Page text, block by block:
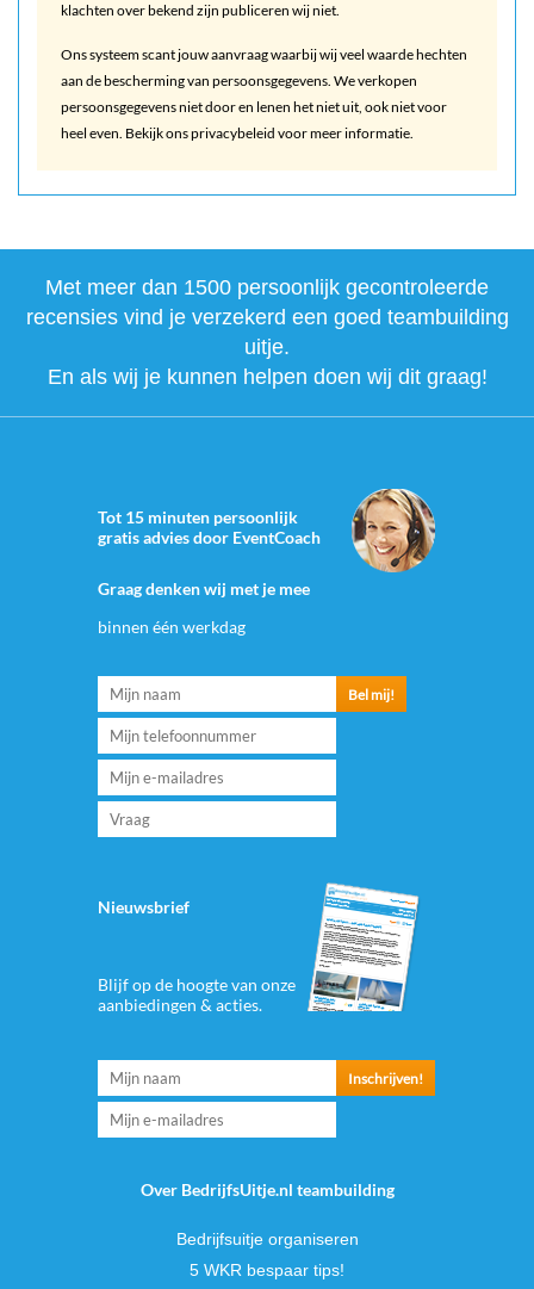
klachten over bekend zijn publiceren wij niet.
Ons systeem scant jouw aanvraag waarbij wij veel waarde hechten
aan de bescherming van persoonsgegevens. We verkopen
persoonsgegevens niet door en lenen het niet uit, ook niet voor
heel even. Bekijk ons privacybeleid voor meer informatie.
Met meer dan 1500 persoonlijk gecontroleerde
recensies vind je verzekerd een goed teambuilding
uitje.
En als wij je kunnen helpen doen wij dit graag!
Tot 15 minuten persoonlijk
gratis advies door EventCoach
Graag denken wij met je mee
binnen één werkdag
Nieuwsbrief
Blijf op de hoogte van onze
aanbiedingen & acties.
Over BedrijfsUitje.nl teambuilding
Bedrijfsuitje organiseren
5 WKR bespaar tips!